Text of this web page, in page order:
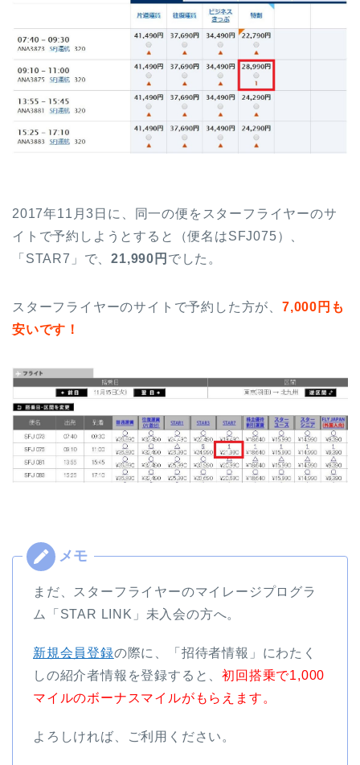
2017年11月3日に、同一の便をスターフライヤーのサ
イトで予約しようとすると（便名はSFJ075）、
「STAR7」で、21,990円 でした。
スターフライヤーのサイトで予約した方が、 7,000円も
安いです！
まだ、スターフライヤーのマイレージプログラ
ム「STAR LINK」未入会の方へ。
新規会員登録の際に、「招待者情報」にわたく
しの紹介者情報を登録すると、初回搭乗で1,000
マイルのボーナスマイルがもらえます。
よろしければ、ご利用ください。